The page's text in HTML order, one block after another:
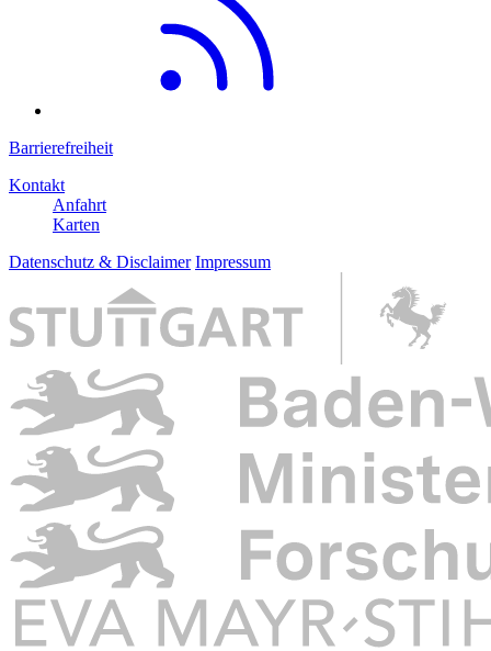
Barrierefreiheit
Kontakt
Anfahrt
Karten
Datenschutz & Disclaimer Impressum